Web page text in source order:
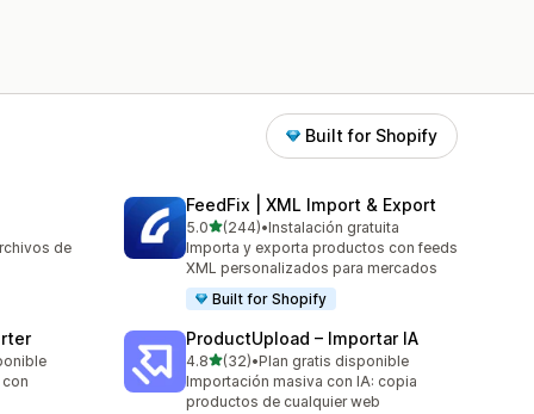
Built for Shopify
de
FeedFix | XML Import & Export
5.0de 5 estrellas
(244)
244 reseñas en total
•Instalación gratuita
Importa y exporta productos con feeds
XML personalizados para mercados
Built for Shopify
ProductUpload – Importar IA
4.8de 5 estrellas
(32)
32 reseñas en total
•Plan gratis disponible
Importación masiva con IA: copia
productos de cualquier web